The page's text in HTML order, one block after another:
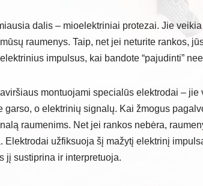
dalis – mioelektriniai protezai. Jie
raumenys. Taip, net jei neturite rankos,
impulsus, kai bandote “pajudinti”
montuojami specialūs elektrodai –
garso, o elektrinių signalų. Kai žmogus
raumenims. Net jei rankos nebėra,
Elektrodai užfiksuoja šį mažytį elektrinį
jį sustiprina ir interpretuoja.